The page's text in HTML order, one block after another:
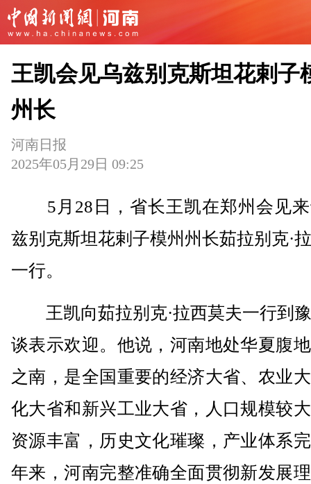
王凯会见乌兹别克斯坦花剌子
州长
河南日报
2025年05月29日 09:25
5月28日，省长王凯在郑州会见来
兹别克斯坦花剌子模州州长茹拉别克·
一行。
王凯向茹拉别克·拉西莫夫一行到
谈表示欢迎。他说，河南地处华夏腹
之南，是全国重要的经济大省、农业
化大省和新兴工业大省，人口规模较
资源丰富，历史文化璀璨，产业体系
年来，河南完整准确全面贯彻新发展